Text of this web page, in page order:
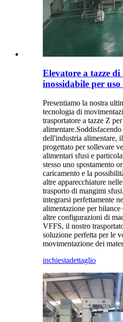
Elevatore a tazze
inossidabile per
Presentiamo la nostra
tecnologia di
trasportatore a tazze Z
dell'industria alimentare,
progettato per sollevare
alimentari sfusi e
stesso uno spostamento
caricamento e la
altre apparecchiature
trasporto di mangimi
integrarsi perfettamente
alimentazione per
altre configurazioni di
VFFS, il nostro
soluzione perfetta per le
movimentazione dei
inchiestadettaglio